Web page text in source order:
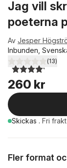
Jag vill
poeterna
Av Jesper
Inbunden,
4,2utav 5 stjärnor.
(13)
260 kr
Skickas . Fri
Fler format